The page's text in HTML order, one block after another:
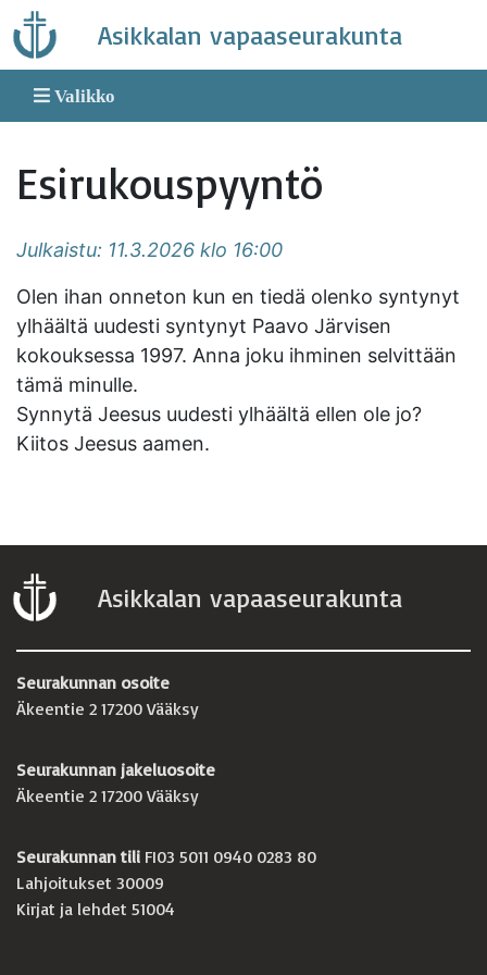
Skip
to
content
Asikkalan vapaaseurakunta
Valikko
Esirukouspyyntö
Julkaistu: 11.3.2026 klo 16:00
Olen ihan onneton kun en tiedä olenko syntynyt
ylhäältä uudesti syntynyt Paavo Järvisen
kokouksessa 1997. Anna joku ihminen selvittään
tämä minulle.
Synnytä Jeesus uudesti ylhäältä ellen ole jo?
Kiitos Jeesus aamen.
Asikkalan vapaaseurakunta
Seurakunnan osoite
Äkeentie 2 17200 Vääksy
Seurakunnan jakeluosoite
Äkeentie 2 17200 Vääksy
Seurakunnan tili FI03 5011 0940 0283 80
Lahjoitukset 30009
Kirjat ja lehdet 51004